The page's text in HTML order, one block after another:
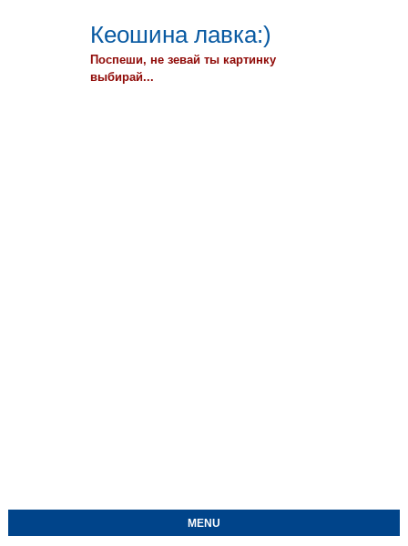
Кеошина лавка:)
Поспеши, не зевай ты картинку
выбирай...
MENU